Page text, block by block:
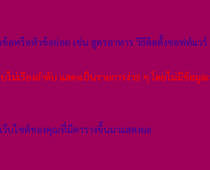
อหรือหัวข้อย่อย เช่น สูตรอาหาร วิธีติดตั้งซอฟต์แวร์
ม่เรียงลำดับ แสดงเป็นรายการง่าย ๆ โดยไม่มีข้อมูล
ว็บไซต์ของคุณที่มีตารางขึ้นมาแสดงผล